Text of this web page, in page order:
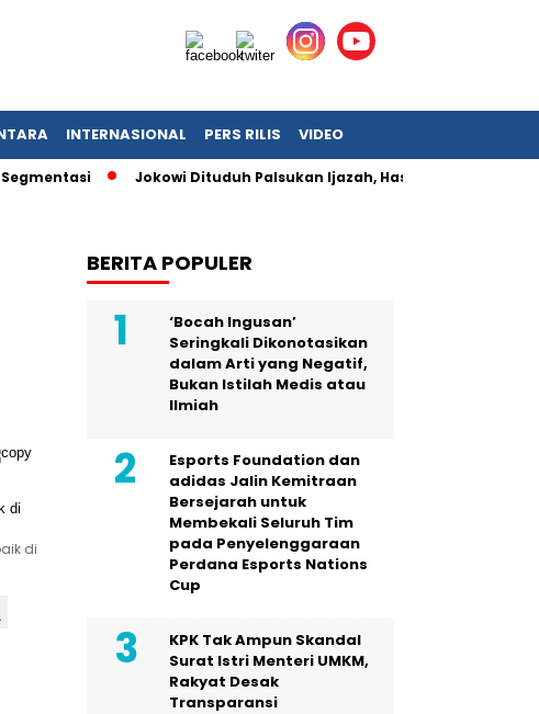
INTERNASIONAL PERS RILIS VIDEO
Jokowi Dituduh Palsukan Ijazah, Hasil Forensik Polri
di
BERITA POPULER
‘Bocah Ingusan’
Seringkali Dikonotasikan
dalam Arti yang Negatif,
Bukan Istilah Medis atau
Ilmiah
Esports Foundation dan
adidas Jalin Kemitraan
Bersejarah untuk
Membekali Seluruh Tim
pada Penyelenggaraan
Perdana Esports Nations
Cup
KPK Tak Ampun Skandal
Surat Istri Menteri UMKM,
Rakyat Desak
Transparansi